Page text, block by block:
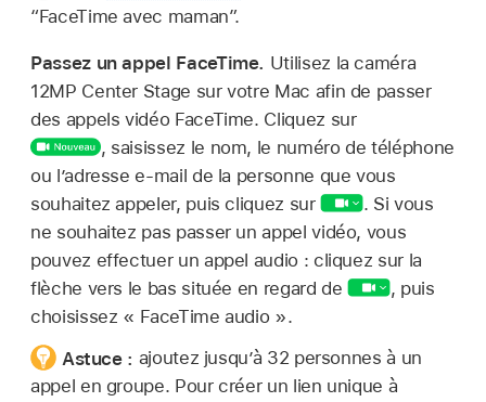
“FaceTime avec maman”.
Passez un appel FaceTime. Utilisez la caméra
12MP Center Stage sur votre Mac afin de passer
des appels vidéo FaceTime. Cliquez sur
, saisissez le nom, le numéro de téléphone
ou l’adresse e-mail de la personne que vous
souhaitez appeler, puis cliquez sur
. Si vous
ne souhaitez pas passer un appel vidéo, vous
pouvez effectuer un appel audio : cliquez sur la
flèche vers le bas située en regard de
, puis
choisissez « FaceTime audio ».
Astuce : ajoutez jusqu’à 32 personnes à un
appel en groupe. Pour créer un lien unique à